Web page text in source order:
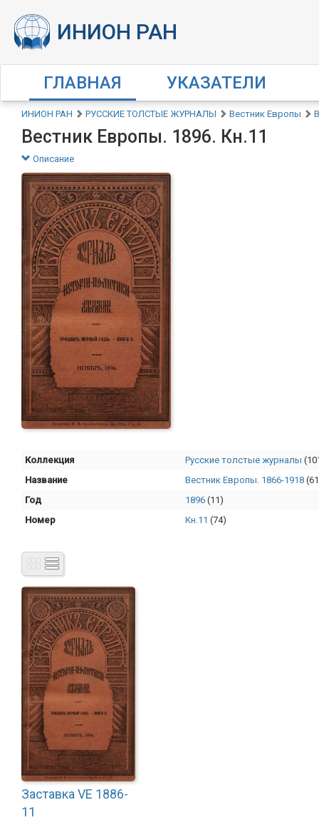
ГЛАВНАЯ УКАЗАТЕЛИ
ИНИОН РАН РУССКИЕ ТОЛСТЫЕ ЖУРНАЛЫ Вестник Европы
Вестник Европы. 1896. Кн.11
Описание
Коллекция Русские толстые журналы
Название
Вестник Европы. 1866-1918
Год
1896 (11)
Номер
Кн.11 (74)
Заставка VE 1886-
11